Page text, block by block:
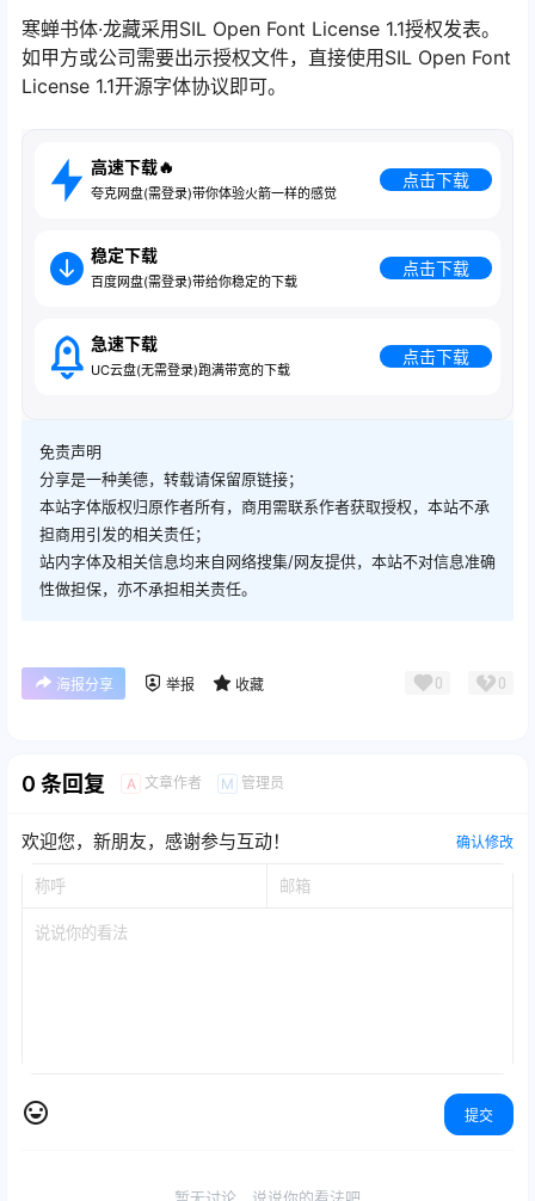
寒蝉书体·龙藏采用SIL Open Font License 1.1授权发表。
如甲方或公司需要出示授权文件，直接使用SIL Open Font
License 1.1开源字体协议即可。
高速下载🔥
夸克网盘(需登录)带你体验火箭一样的感觉
点击下载
稳定下载
百度网盘(需登录)带给你稳定的下载
点击下载
急速下载
UC云盘(无需登录)跑满带宽的下载
点击下载
免责声明
分享是一种美德，转载请保留原链接；
本站字体版权归原作者所有，商用需联系作者获取授权，本站不承
担商用引发的相关责任；
站内字体及相关信息均来自网络搜集/网友提供，本站不对信息准确
性做担保，亦不承担相关责任。
海报分享 举报 收藏 0 0
0 条回复 A 文章作者 M 管理员
欢迎您，新朋友，感谢参与互动！ 确认修改
提交